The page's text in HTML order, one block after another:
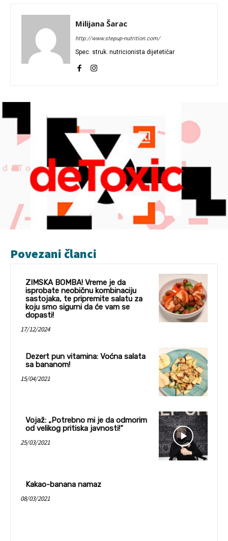
Milijana Šarac
http://www.stepup-nutrition.com/
Spec. struk. nutricionista dijetetičar
Povezani članci
ZIMSKA BOMBA! Vreme je da
isprobate neobičnu kombinaciju
sastojaka, te pripremite salatu za
koju smo sigurni da će vam se
dopasti!
17/12/2024
Dezert pun vitamina: Voćna salata
sa bananom!
15/04/2021
Vojaž: „Potrebno mi je da odmorim
od velikog pritiska javnosti!“
25/03/2021
Kakao-banana namaz
08/03/2021